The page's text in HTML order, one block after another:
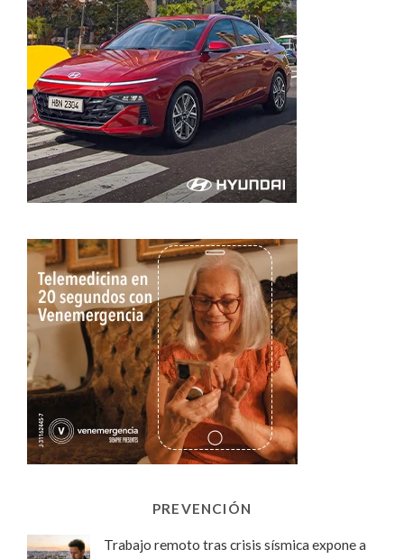
PREVENCIÓN
Trabajo remoto tras crisis sísmica expone a